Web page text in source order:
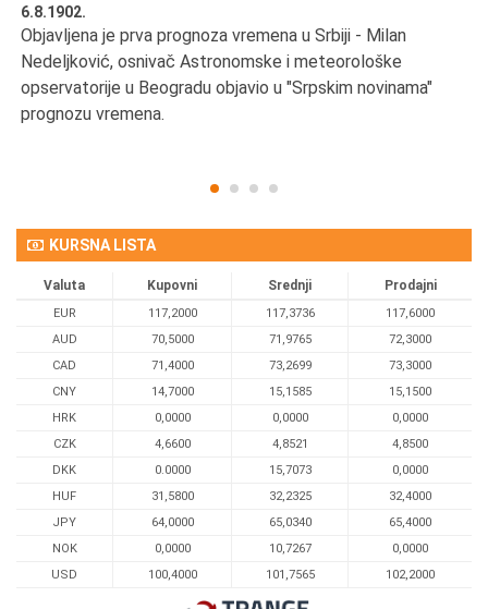
6.8.1902.
Objavljena je prva prognoza vremena u Srbiji - Milan
Nedeljković, osnivač Astronomske i meteorološke
opservatorije u Beogradu objavio u "Srpskim novinama"
prognozu vremena.
KURSNA LISTA
Valuta Kupovni Srednji Prodajni
EUR 117,2000 117,3736
117,6000
AUD
70,5000 71,9765
72,3000
CAD
71,4000 73,2699
73,3000
CNY
14,7000 15,1585
15,1500
HRK
0,0000 0,0000
0,0000
CZK
4,6600 4,8521
4,8500
DKK
0.0000 15,7073
0,0000
HUF
31,5800 32,2325
32,4000
JPY
64,0000 65,0340
65,4000
NOK
0,0000 10,7267
0,0000
USD
100,4000 101,7565 102,2000